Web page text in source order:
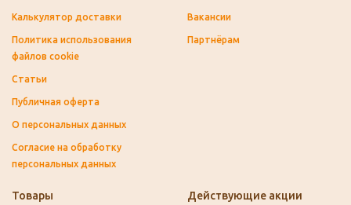
Калькулятор доставки
Политика использования
файлов cookie
Статьи
Публичная оферта
О персональных данных
Согласие на обработку
персональных данных
Вакансии
Партнёрам
Товары Действующие акции